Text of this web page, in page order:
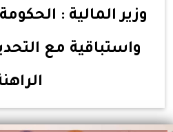
وزير المالية :
واستباقية مع